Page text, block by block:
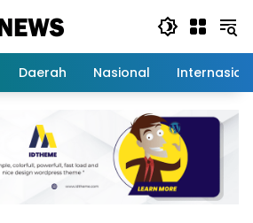
Daerah Nasional